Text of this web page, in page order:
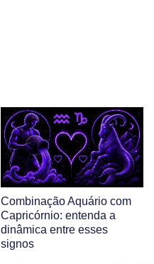
Combinação Aquário com
Capricórnio: entenda a
dinâmica entre esses
signos